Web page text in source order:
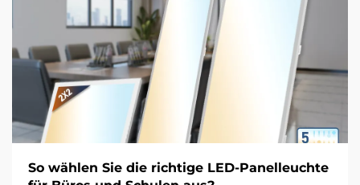
So wählen Sie die richtige LED-Panelleuchte